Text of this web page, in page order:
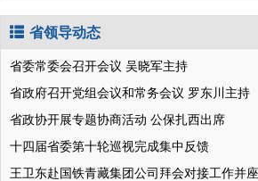
省领导动态
省委常委会召开会议 吴晓军主持
省政府召开党组会议和常务会议 罗东川主持
省政协开展专题协商活动 公保扎西出席
十四届省委第十轮巡视完成集中反馈
王卫东赴国铁青藏集团公司拜会对接工作并